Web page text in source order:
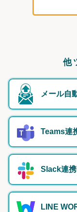
他
メール自
Teams連
Slack連携
LINE